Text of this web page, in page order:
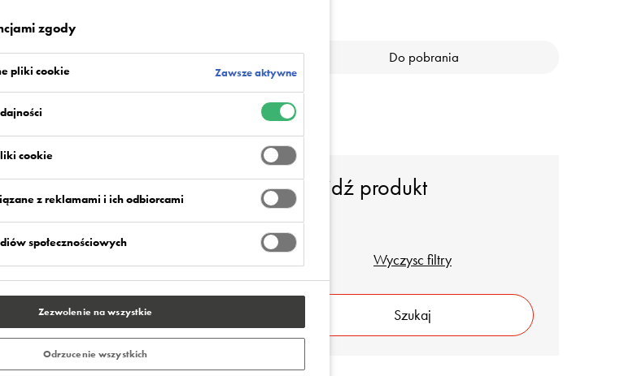
standardowa Zalety Do pobrania
Znajdź produkt
Wyczysc filtry
Szukaj
powstały na bazie barwionej
odporną na obciążenia
dla przemysłu spożywczego i
dodatku antybakteryjnego
zgody
pliki cookie Zawsze aktywne
cookie
z reklamami i ich odbiorcami
społecznościowych
Zezwolenie na wszystkie
Odrzucenie wszystkich